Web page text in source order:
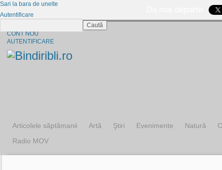
CONT NOU
AUTENTIFICARE
Articolele săptămanii Artă Ştiri Evenimente Natură
Radio MOV
Sari la bara de unelte
Autentificare
Caută